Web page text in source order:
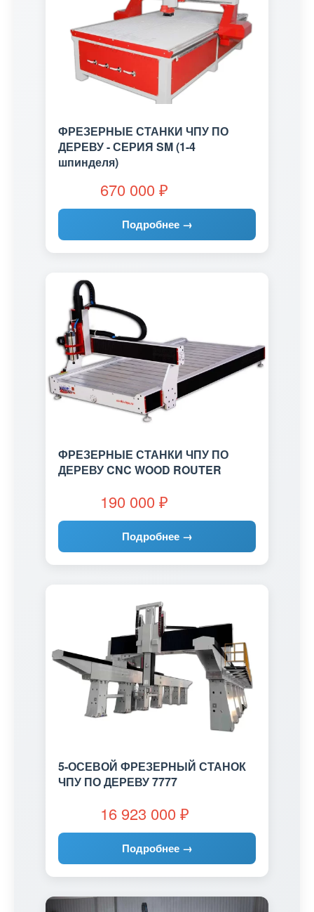
ФРЕЗЕРНЫЕ СТАНКИ ЧПУ ПО
ДЕРЕВУ - СЕРИЯ SM (1-4
шпинделя)
670 000 ₽
Подробнее →
ФРЕЗЕРНЫЕ СТАНКИ ЧПУ ПО
ДЕРЕВУ CNC WOOD ROUTER
190 000 ₽
Подробнее →
5-ОСЕВОЙ ФРЕЗЕРНЫЙ СТАНОК
ЧПУ ПО ДЕРЕВУ 7777
16 923 000 ₽
Подробнее →